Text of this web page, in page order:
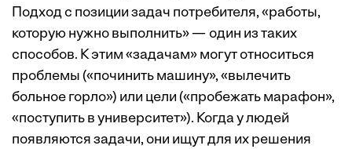
Подход с позиции задач потребителя, «работы,
которую нужно выполнить» — один из таких
способов. К этим «задачам» могут относиться
проблемы («починить машину», «вылечить
больное горло») или цели («пробежать марафон»,
«поступить в университет»). Когда у людей
появляются задачи, они ищут для их решения